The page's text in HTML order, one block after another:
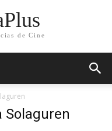
de Cine
Solaguren